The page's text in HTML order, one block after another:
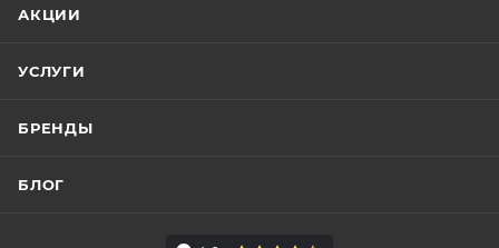
АКЦИИ
УСЛУГИ
БРЕНДЫ
БЛОГ